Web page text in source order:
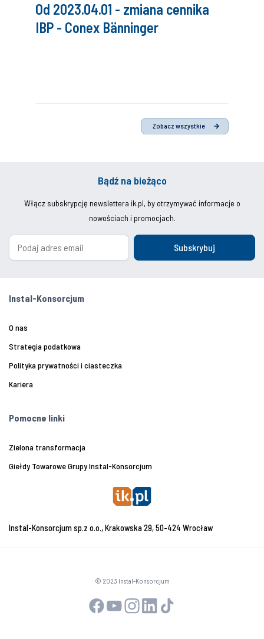
Od 2023.04.01 - zmiana cennika
IBP - Conex Bänninger
Zobacz wszystkie
Bądź na bieżąco
Włącz subskrypcję newslettera ik.pl, by otrzymywać informacje o
nowościach i promocjach.
Subskrybuj
Instal-Konsorcjum
O nas
Strategia podatkowa
Polityka prywatności i ciasteczka
Kariera
Pomocne linki
Zielona transformacja
Giełdy Towarowe Grupy Instal-Konsorcjum
Instal-Konsorcjum sp.z o.o., Krakowska 29, 50-424 Wrocław
© 2023 Instal-Konsorcjum